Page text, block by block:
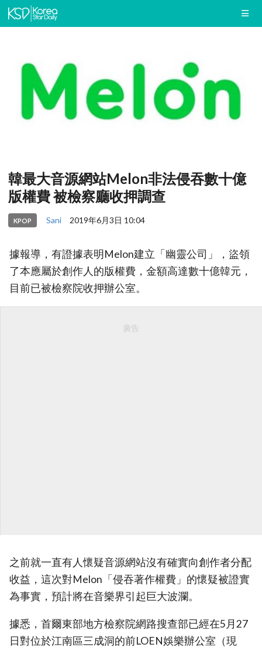
韓最大音源網站Melon非法侵吞數十億
版權費 被檢察廳收押調查
KPOP Sani 2019年6月3日 10:04
據報導，有證據表明Melon建立「幽靈公司」，盜領
了本應屬於創作人的版權費，金額高達數十億韓元，
目前已被檢察院收押辦公室。
廣告
之前就一直有人懷疑音源網站沒有確實向創作者分配
收益，這次對Melon「侵吞著作權費」的懷疑被證實
為事實，預計將在音樂界引起巨大波瀾。
據悉，首爾東部地方檢察院網路搜查部已經在5月27
日對位於江南區三成洞的前LOEN娛樂辦公室（現